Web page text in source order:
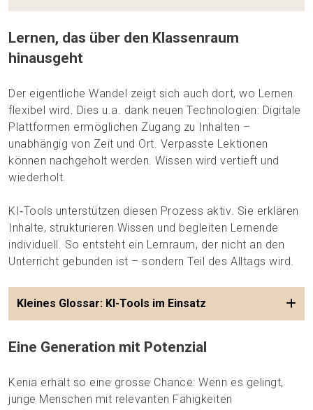
Lernen, das über den Klassenraum
hinausgeht
Der eigentliche Wandel zeigt sich auch dort, wo Lernen
flexibel wird. Dies u.a. dank neuen Technologien: Digitale
Plattformen ermöglichen Zugang zu Inhalten –
unabhängig von Zeit und Ort. Verpasste Lektionen
können nachgeholt werden. Wissen wird vertieft und
wiederholt.
KI‑Tools unterstützen diesen Prozess aktiv. Sie erklären
Inhalte, strukturieren Wissen und begleiten Lernende
individuell. So entsteht ein Lernraum, der nicht an den
Unterricht gebunden ist – sondern Teil des Alltags wird.
Kleines Glossar: KI-Tools im Einsatz
Eine Generation mit Potenzial
Kenia erhält so eine grosse Chance: Wenn es gelingt,
junge Menschen mit relevanten Fähigkeiten